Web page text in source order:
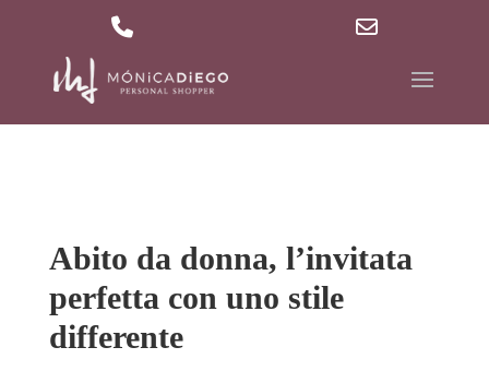
629 36 27 40 md@mdpersonalshopper.com
Abito da donna, l’invitata
perfetta con uno stile
differente
Number
Address